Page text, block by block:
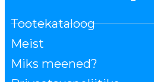
Tootekataloog
Meist
Miks meened?